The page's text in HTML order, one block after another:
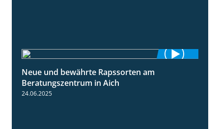
Neue und bewährte Rapssorten am
Beratungszentrum in Aich
24.06.2025